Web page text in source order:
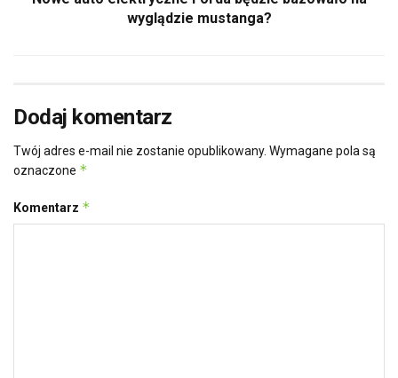
wyglądzie mustanga?
Dodaj komentarz
Twój adres e-mail nie zostanie opublikowany. Wymagane pola są
oznaczone *
Komentarz *